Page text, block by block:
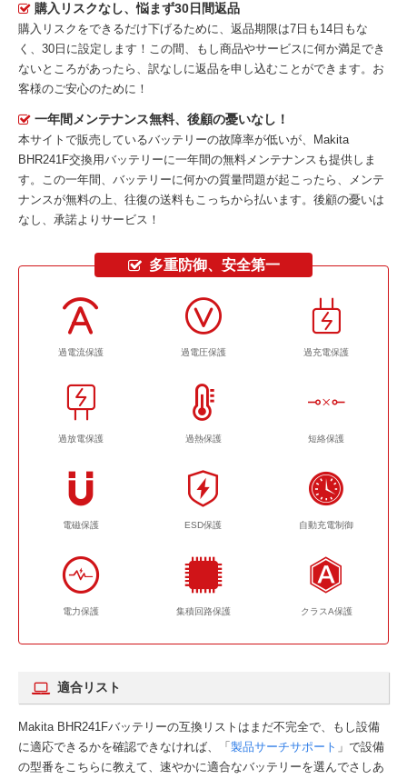
購入リスクなし、悩まず30日間返品
購入リスクをできるだけ下げるために、返品期限は7日も14日もな
く、30日に設定します！この間、もし商品やサービスに何か満足でき
ないところがあったら、訳なしに返品を申し込むことができます。お
客様のご安心のために！
一年間メンテナンス無料、後顧の憂いなし！
本サイトで販売しているバッテリーの故障率が低いが、
Makita
BHR241F交換用バッテリーに一年間の無料メンテナンスも提供しま
す。この一年間、バッテリーに何かの質量問題が起こったら、メンテ
ナンスが無料の上、往復の送料もこっちから払います。後顧の憂いは
なし、承諾よりサービス！
多重防御、安全第一
過電流保護 過電圧保護 過充電保護
過放電保護 過熱保護 短絡保護
電磁保護 ESD保護 自動充電制御
電力保護 集積回路保護 クラスA保護
適合リスト
Makita BHR241Fバッテリーの互換リストはまだ不完全で、もし設備
に適応できるかを確認できなければ、「 製品サーチサポート 」で設備
の型番をこちらに教えて、速やかに適合なバッテリーを選んでさしあ